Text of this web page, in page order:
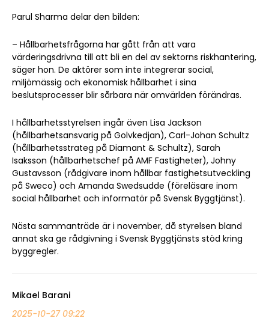
Parul Sharma delar den bilden:
– Hållbarhetsfrågorna har gått från att vara
värderingsdrivna till att bli en del av sektorns riskhantering,
säger hon. De aktörer som inte integrerar social,
miljömässig och ekonomisk hållbarhet i sina
beslutsprocesser blir sårbara när omvärlden förändras.
I hållbarhetsstyrelsen ingår även Lisa Jackson
(hållbarhetsansvarig på Golvkedjan), Carl-Johan Schultz
(hållbarhetsstrateg på Diamant & Schultz), Sarah
Isaksson (hållbarhetschef på AMF Fastigheter), Johny
Gustavsson (rådgivare inom hållbar fastighetsutveckling
på Sweco) och Amanda Swedsudde (föreläsare inom
social hållbarhet och informatör på Svensk Byggtjänst).
Nästa sammanträde är i november, då styrelsen bland
annat ska ge rådgivning i Svensk Byggtjänsts stöd kring
byggregler.
Mikael Barani
2025-10-27 09:22